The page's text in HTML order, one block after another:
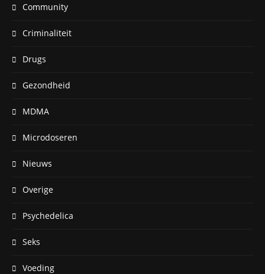
Community
Criminaliteit
Drugs
Gezondheid
MDMA
Microdoseren
Nieuws
Overige
Psychedelica
Seks
Voeding